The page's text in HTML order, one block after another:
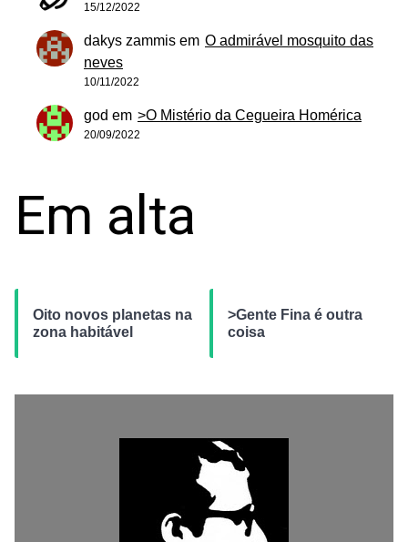
15/12/2022
dakys zammis em O admirável mosquito das
neves
10/11/2022
god em >O Mistério da Cegueira Homérica
20/09/2022
Em alta
Oito novos planetas na
zona habitável
>Gente Fina é outra
coisa